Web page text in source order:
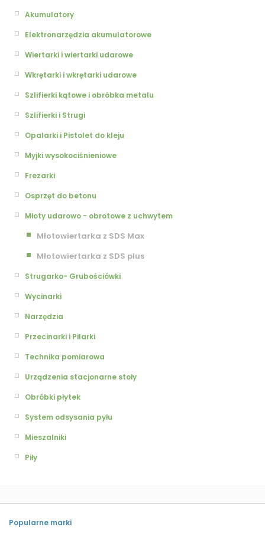
Akumulatory
Elektronarzędzia akumulatorowe
Wiertarki i wiertarki udarowe
Wkrętarki i wkrętarki udarowe
Szlifierki kątowe i obróbka metalu
Szlifierki i Strugi
Opalarki i Pistolet do kleju
Myjki wysokociśnieniowe
Frezarki
Osprzęt do betonu
Młoty udarowo - obrotowe z uchwytem
Młotowiertarka z SDS Max
Młotowiertarka z SDS plus
Strugarko- Grubościówki
Wycinarki
Narzędzia
Przecinarki i Pilarki
Technika pomiarowa
Urządzenia stacjonarne stoły
Obróbki płytek
System odsysania pyłu
Mieszalniki
Piły
Popularne marki